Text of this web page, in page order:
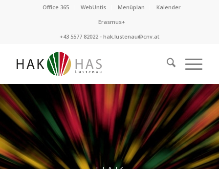
Office 365 WebUntis Menüplan
Kalender
Erasmus+
+43 5577 82022 - hak.lustenau@cnv.at